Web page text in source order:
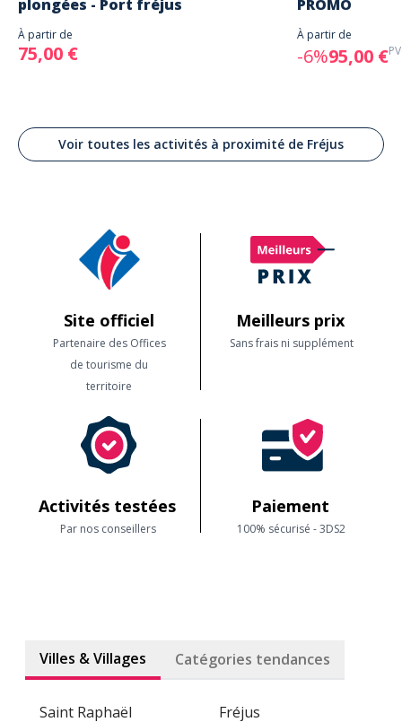
plongées - Port fréjus
À partir de
75,00 €
PROMO
À partir de
-6%95,00 €
Voir toutes les activités à proximité de Fréjus
Site officiel
Partenaire des Offices
de tourisme du
territoire
Meilleurs prix
Sans frais ni supplément
Activités testées
Par nos conseillers
Paiement
100% sécurisé - 3DS2
Villes & Villages Catégories tendances
Saint Raphaël Fréjus